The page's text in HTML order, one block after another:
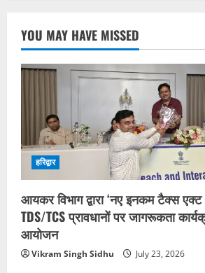
YOU MAY HAVE MISSED
हरिद्वार
आयकर विभाग द्वारा ‘नए इनकम टैक्स
TDS/TCS प्रावधानों पर जागरूकता
आयोजन
Vikram Singh Sidhu July 23, 2026